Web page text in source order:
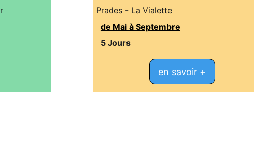
Prades - La Vialette
de Mai à Septembre
5 Jours
en savoir +